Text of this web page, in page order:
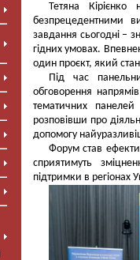
Тетяна
безпрецедентними
завдання сьогодні –
гідних умовах.
один проєкт, який
Під час
обговорення
тематичних
розповівши про
допомогу
Форум став
сприятимуть
підтримки в регіонах